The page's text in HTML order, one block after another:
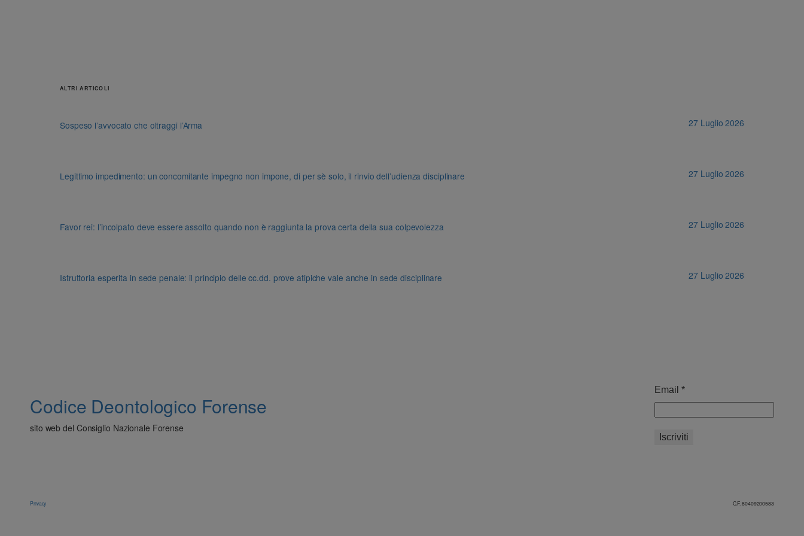
ALTRI ARTICOLI
Sospeso l’avvocato che oltraggi l’Arma 27 Luglio 2026
Legittimo impedimento: un concomitante impegno non impone, di per sè solo, il rinvio dell’udienza disciplinare 27 Luglio 2026
Favor rei: l’incolpato deve essere assolto quando non è raggiunta la prova certa della sua colpevolezza 27 Luglio 2026
Istruttoria esperita in sede penale: il principio delle cc.dd. prove atipiche vale anche in sede disciplinare 27 Luglio 2026
Codice Deontologico Forense
sito web del Consiglio Nazionale Forense
Email *
Privacy C.F. 80409200583